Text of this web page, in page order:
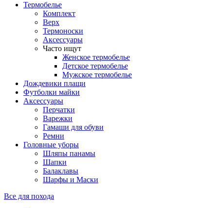
Термобелье
Комплект
Верх
Термоноски
Аксессуары
Часто ищут
Женское термобелье
Детское термобелье
Мужское термобелье
Дождевики плащи
Футболки майки
Аксессуары
Перчатки
Варежки
Гамаши для обуви
Ремни
Головные уборы
Шляпы панамы
Шапки
Балаклавы
Шарфы и Маски
Все для похода